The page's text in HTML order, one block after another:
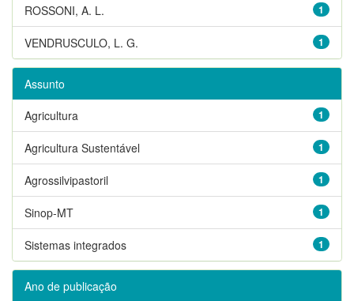
1
ROSSONI, A. L.
1
VENDRUSCULO, L. G.
Assunto
1
Agricultura
1
Agricultura Sustentável
1
Agrossilvipastoril
1
Sinop-MT
1
Sistemas integrados
Ano de publicação